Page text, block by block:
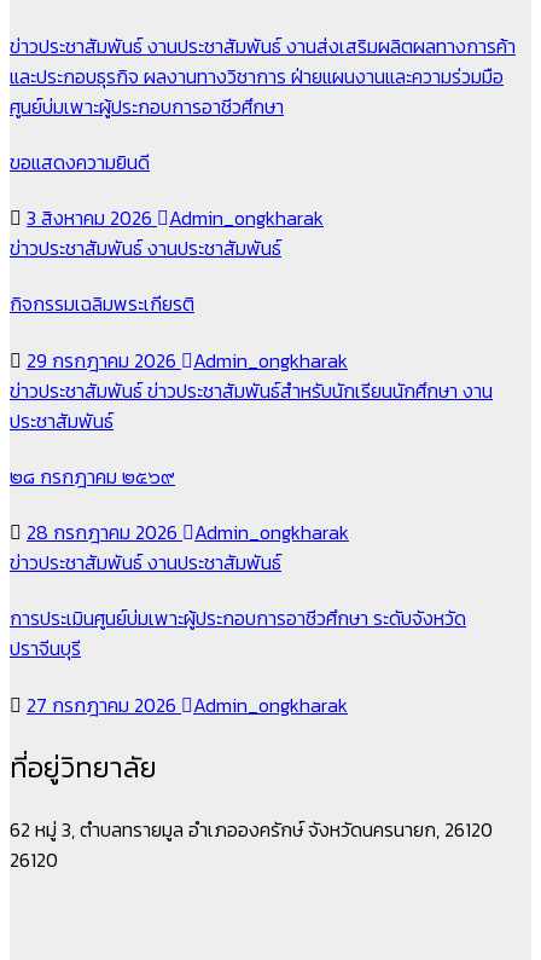
ข่าวประชาสัมพันธ์งานประชาสัมพันธ์งานส่งเสริมผลิตผลทางการค้า
และประกอบธุรกิจ ผลงานทางวิชาการ ฝ่ายแผนงานและความร่วมมือ
ศูนย์บ่มเพาะผู้ประกอบการอาชีวศึกษา
ขอแสดงความยินดี
3 สิงหาคม 2026
Admin_ongkharak
ข่าวประชาสัมพันธ์งานประชาสัมพันธ์
กิจกรรมเฉลิมพระเกียรติ
29 กรกฎาคม 2026
Admin_ongkharak
ข่าวประชาสัมพันธ์ข่าวประชาสัมพันธ์สำหรับนักเรียนนักศึกษา งาน
ประชาสัมพันธ์
๒๘ กรกฎาคม ๒๕๖๙
28 กรกฎาคม 2026
Admin_ongkharak
ข่าวประชาสัมพันธ์งานประชาสัมพันธ์
การประเมินศูนย์บ่มเพาะผู้ประกอบการอาชีวศึกษา ระดับจังหวัด
ปราจีนบุรี
27 กรกฎาคม 2026
Admin_ongkharak
ที่อยู่วิทยาลัย
62 หมู่ 3, ตำบลทรายมูล อำเภอองครักษ์ จังหวัดนครนายก, 26120
26120